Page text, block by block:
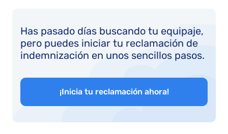
Has pasado días buscando tu equipaje,
pero puedes iniciar tu reclamación de
indemnización en unos sencillos pasos.
¡Inicia tu reclamación ahora!